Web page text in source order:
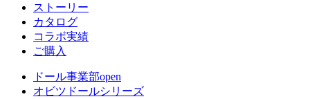
ストーリー
カタログ
コラボ実績
ご購入
ドール事業部open
オビツドールシリーズ